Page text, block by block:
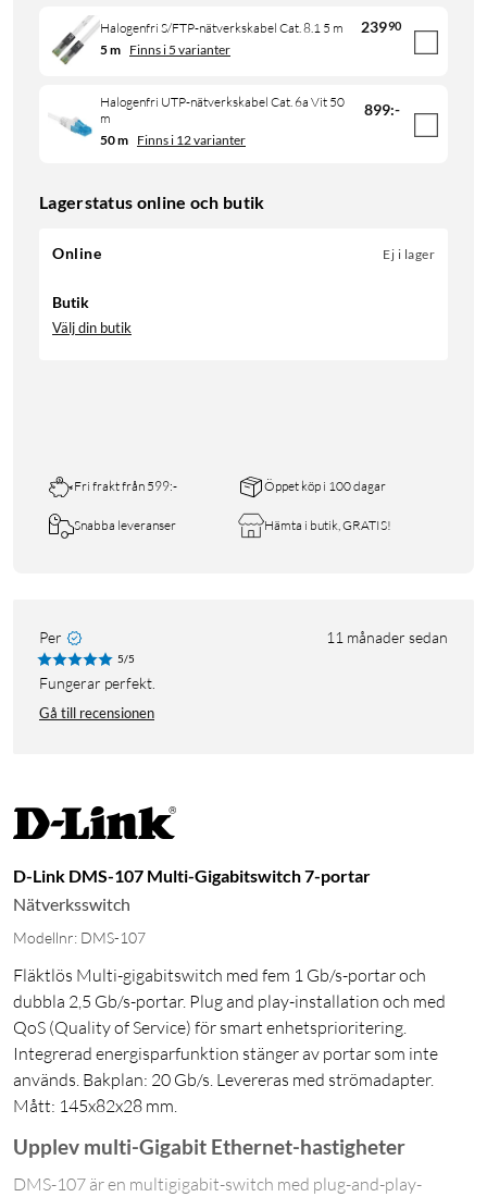
Halogenfri S/FTP-nätverkskabel Cat. 8.1 5 m 23990
5 m Finns i 5 varianter
Halogenfri UTP-nätverkskabel Cat. 6a Vit 50
m
899:-
50 m Finns i 12 varianter
Lagerstatus online och butik
Online Ej i lager
Butik
Välj din butik
Fri frakt från 599:- Öppet köp i 100 dagar
Snabba leveranser Hämta i butik, GRATIS!
Per 11 månader sedan
5/5
Fungerar perfekt.
Gå till recensionen
D-Link DMS-107 Multi-Gigabitswitch 7-portar
Nätverksswitch
Modellnr: DMS-107
Fläktlös Multi-gigabitswitch med fem 1 Gb/s-portar och
dubbla 2,5 Gb/s-portar. Plug and play-installation och med
QoS (Quality of Service) för smart enhetsprioritering.
Integrerad energisparfunktion stänger av portar som inte
används. Bakplan: 20 Gb/s. Levereras med strömadapter.
Mått: 145x82x28 mm.
Upplev multi-Gigabit Ethernet-hastigheter
DMS-107 är en multigigabit-switch med plug-and-play-